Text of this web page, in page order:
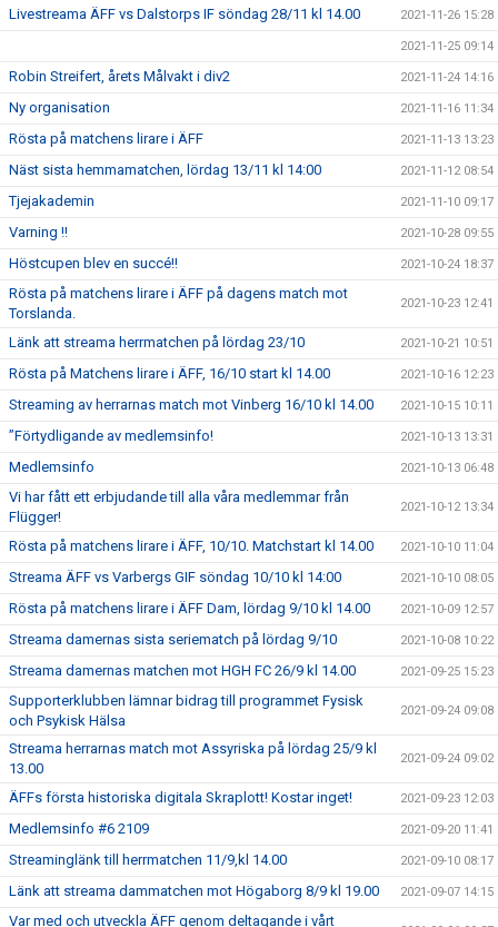
Livestreama ÄFF vs Dalstorps IF söndag 28/11 kl 14.00 2021-11-26 15:28
2021-11-25 09:14
Robin Streifert, årets Målvakt i div2 2021-11-24 14:16
Ny organisation 2021-11-16 11:34
Rösta på matchens lirare i ÄFF 2021-11-13 13:23
Näst sista hemmamatchen, lördag 13/11 kl 14:00 2021-11-12 08:54
Tjejakademin 2021-11-10 09:17
Varning !! 2021-10-28 09:55
Höstcupen blev en succé!! 2021-10-24 18:37
Rösta på matchens lirare i ÄFF på dagens match mot
Torslanda.
2021-10-23 12:41
Länk att streama herrmatchen på lördag 23/10 2021-10-21 10:51
Rösta på Matchens lirare i ÄFF, 16/10 start kl 14.00 2021-10-16 12:23
Streaming av herrarnas match mot Vinberg 16/10 kl 14.00 2021-10-15 10:11
”Förtydligande av medlemsinfo! 2021-10-13 13:31
Medlemsinfo 2021-10-13 06:48
Vi har fått ett erbjudande till alla våra medlemmar från
Flügger!
2021-10-12 13:34
Rösta på matchens lirare i ÄFF, 10/10. Matchstart kl 14.00 2021-10-10 11:04
Streama ÄFF vs Varbergs GIF söndag 10/10 kl 14:00 2021-10-10 08:05
Rösta på matchens lirare i ÄFF Dam, lördag 9/10 kl 14.00 2021-10-09 12:57
Streama damernas sista seriematch på lördag 9/10 2021-10-08 10:22
Streama damernas matchen mot HGH FC 26/9 kl 14.00 2021-09-25 15:23
Supporterklubben lämnar bidrag till programmet Fysisk
och Psykisk Hälsa
2021-09-24 09:08
Streama herrarnas match mot Assyriska på lördag 25/9 kl
13.00
2021-09-24 09:02
ÄFFs första historiska digitala Skraplott! Kostar inget! 2021-09-23 12:03
Medlemsinfo #6 2109 2021-09-20 11:41
Streaminglänk till herrmatchen 11/9,kl 14.00 2021-09-10 08:17
Länk att streama dammatchen mot Högaborg 8/9 kl 19.00 2021-09-07 14:15
Var med och utveckla ÄFF genom deltagande i vårt